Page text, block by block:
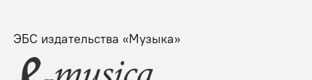
ЭБС издательства «Музыка»